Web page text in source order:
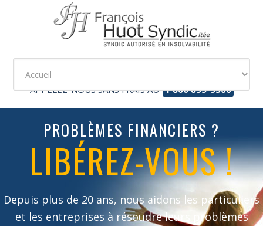
APPELEZ-NOUS SANS FRAIS AU 1 866 853-3500
PROBLÈMES FINANCIERS ?
LIBÉREZ-VOUS !
Depuis plus de 20 ans, nous aidons les particuliers
et les entreprises à résoudre leurs problèmes